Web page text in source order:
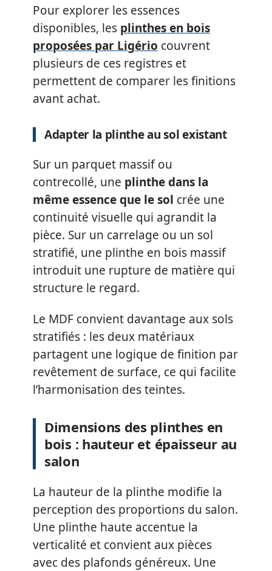
Pour explorer les essences
disponibles, les plinthes en bois
proposées par Ligério couvrent
plusieurs de ces registres et
permettent de comparer les finitions
avant achat.
Adapter la plinthe au sol existant
Sur un parquet massif ou
contrecollé, une plinthe dans la
même essence que le sol crée une
continuité visuelle qui agrandit la
pièce. Sur un carrelage ou un sol
stratifié, une plinthe en bois massif
introduit une rupture de matière qui
structure le regard.
Le MDF convient davantage aux sols
stratifiés : les deux matériaux
partagent une logique de finition par
revêtement de surface, ce qui facilite
l’harmonisation des teintes.
Dimensions des plinthes en
bois : hauteur et épaisseur au
salon
La hauteur de la plinthe modifie la
perception des proportions du salon.
Une plinthe haute accentue la
verticalité et convient aux pièces
avec des plafonds généreux. Une